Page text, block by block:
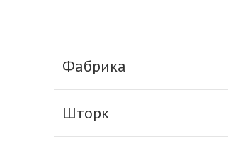
Фабрика
Шторк